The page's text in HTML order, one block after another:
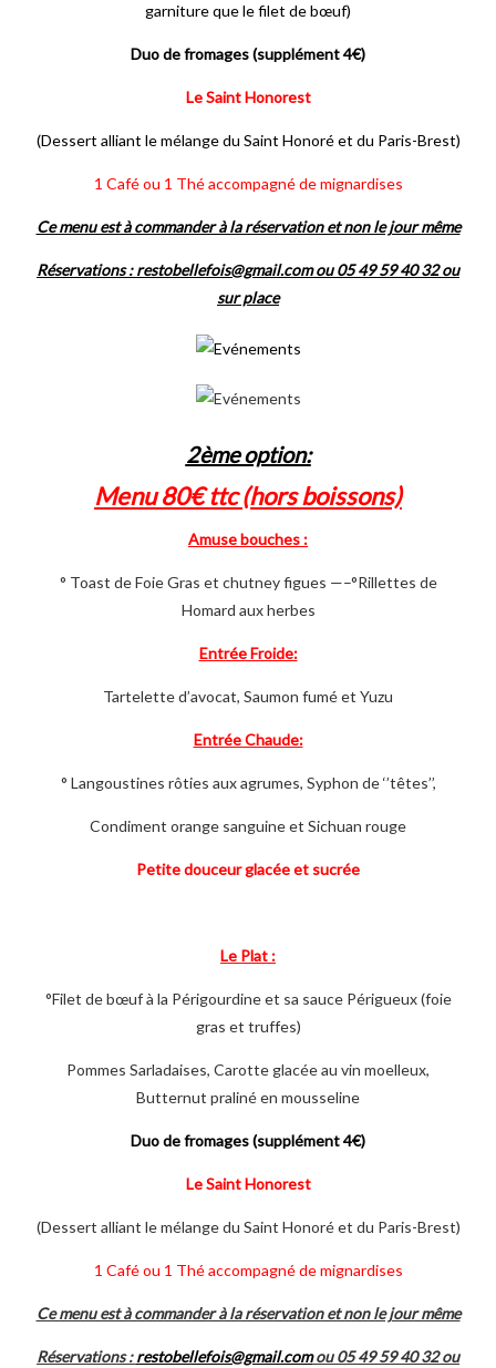
garniture que le filet de bœuf)
Duo de fromages (supplément 4€)
Le Saint Honorest
(Dessert alliant le mélange du Saint Honoré et du Paris-Brest)
1 Café ou 1 Thé accompagné de mignardises
Ce menu est à commander à la réservation et non le jour même
Réservations :restobellefois@gmail.comou 05 49 59 40 32 ou
sur place
2ème option:
Menu 80€ ttc (hors boissons)
Amuse bouches :
° Toast de Foie Gras et chutney figues —–°Rillettes de
Homard aux herbes
Entrée Froide:
Tartelette d’avocat, Saumon fumé et Yuzu
Entrée Chaude:
° Langoustines rôties aux agrumes, Syphon de ‘’têtes’’,
Condiment orange sanguine et Sichuan rouge
Petite douceur glacée et sucrée
Le Plat :
°Filet de bœuf à la Périgourdine et sa sauce Périgueux (foie
gras et truffes)
Pommes Sarladaises, Carotte glacée au vin moelleux,
Butternut praliné en mousseline
Duo de fromages (supplément 4€)
Le Saint Honorest
(Dessert alliant le mélange du Saint Honoré et du Paris-Brest)
1 Café ou 1 Thé accompagné de mignardises
Ce menu est à commander à la réservation et non le jour même
Réservations :restobellefois@gmail.comou 05 49 59 40 32 ou